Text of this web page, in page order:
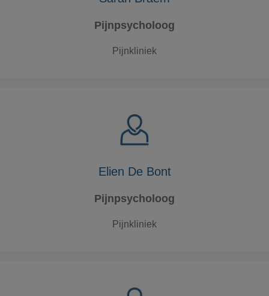
Pijnpsycholoog
Pijnkliniek
Elien De Bont
Pijnpsycholoog
Pijnkliniek